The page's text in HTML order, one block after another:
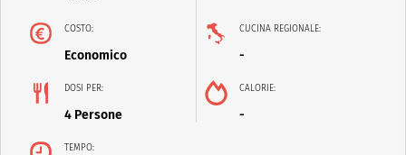
COSTO:
Economico
CUCINA REGIONALE:
-
DOSI PER:
4 Persone
CALORIE:
-
TEMPO: